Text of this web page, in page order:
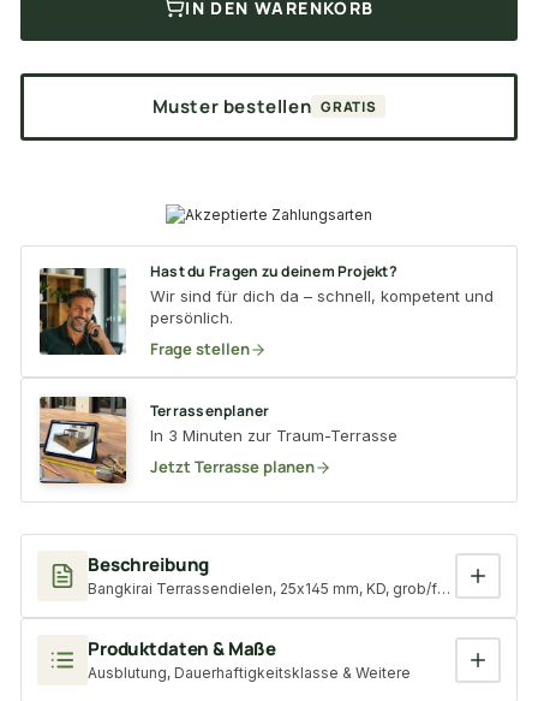
Beschreibung
Bangkirai Terrassendielen, 25x145 mm, KD, grob/fein T7,
Produktdaten & Maße
Ausblutung, Dauerhaftigkeitsklasse & Weitere
IN DEN WARENKORB
Muster bestellen GRATIS
Hast du Fragen zu deinem Projekt?
Wir sind für dich da – schnell, kompetent und
persönlich.
Frage stellen
Terrassenplaner
In 3 Minuten zur Traum-Terrasse
Jetzt Terrasse planen